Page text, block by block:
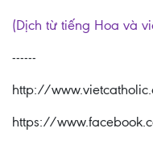
(Dịch từ tiếng Hoa và
------
http://
https://